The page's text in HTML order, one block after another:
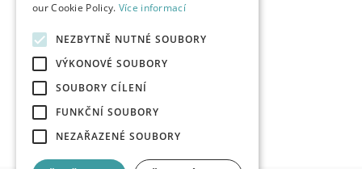
our Cookie Policy. Více informací
NEZBYTNĚ NUTNÉ SOUBORY
VÝKONOVÉ SOUBORY
SOUBORY CÍLENÍ
FUNKČNÍ SOUBORY
NEZAŘAZENÉ SOUBORY